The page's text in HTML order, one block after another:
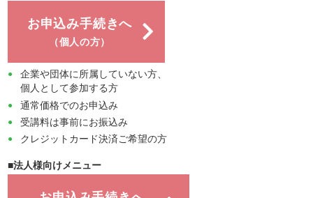
お申込み手続きへ
（個人の方）
企業や団体に所属していない方、
個人として参加する方
通常価格でのお申込み
受講料は事前にお振込み
クレジットカード決済ご希望の方
■法人様向けメニュー